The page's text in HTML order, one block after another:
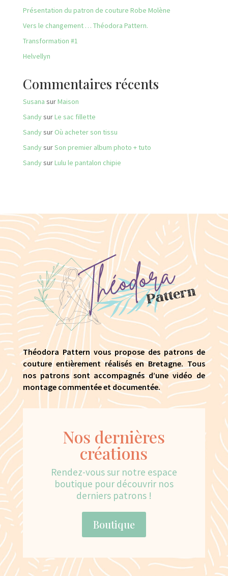
Présentation du patron de couture Robe Molène
Vers le changement … Théodora Pattern.
Transformation #1
Helvellyn
Commentaires récents
Susana surMaison
SandysurLe sac fillette
Sandysur Où acheter son tissu
SandysurSon premier album photo + tuto
SandysurLulu le pantalon chipie
Théodora Pattern vous propose des patrons de
couture entièrement réalisés en Bretagne. Tous
nos patrons sont accompagnés d’une vidéo de
montage commentée et documentée.
Nos dernières
créations
Rendez-vous sur notre espace
boutique pour découvrir nos
derniers patrons !
Boutique